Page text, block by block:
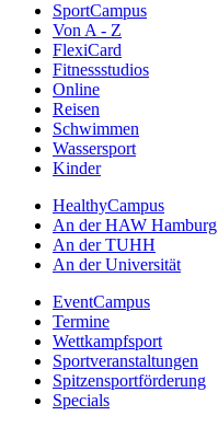
SportCampus
Von A - Z
FlexiCard
Fitnessstudios
Online
Reisen
Schwimmen
Wassersport
Kinder
HealthyCampus
An der HAW Hamburg
An der TUHH
An der Universität
EventCampus
Termine
Wettkampfsport
Sportveranstaltungen
Spitzensportförderung
Specials